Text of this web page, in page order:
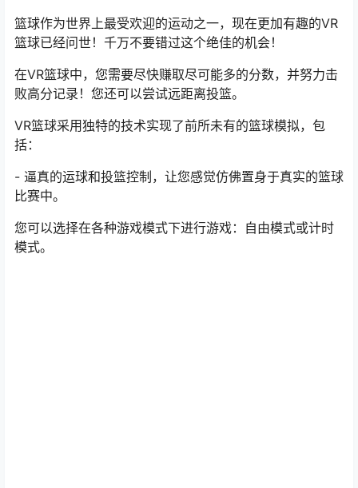
篮球作为世界上最受欢迎的运动之一，现在更加有趣的VR
篮球已经问世！千万不要错过这个绝佳的机会！
在VR篮球中，您需要尽快赚取尽可能多的分数，并努力击
败高分记录！您还可以尝试远距离投篮。
VR篮球采用独特的技术实现了前所未有的篮球模拟，包
括：
- 逼真的运球和投篮控制，让您感觉仿佛置身于真实的篮球
比赛中。
您可以选择在各种游戏模式下进行游戏：自由模式或计时
模式。